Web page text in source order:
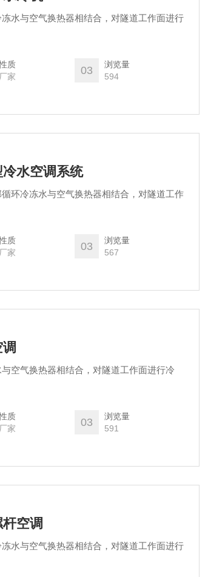
水与空气换热器相结合，对隧道工作面进行
质
家
03
浏览量
594
水空调系统
环冷冻水与空气换热器相结合，对隧道工作
质
家
03
浏览量
567
空气换热器相结合，对隧道工作面进行冷
质
家
03
浏览量
591
空调
水与空气换热器相结合，对隧道工作面进行